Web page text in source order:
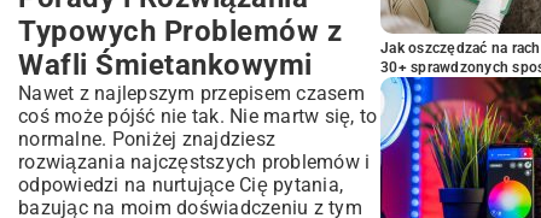
Typowych Problemów z
Wafli Śmietankowymi
Nawet z najlepszym przepisem czasem
coś może pójść nie tak. Nie martw się, to
normalne. Poniżej znajdziesz
rozwiązania najczęstszych problemów i
odpowiedzi na nurtujące Cię pytania,
bazując na moim doświadczeniu z tym
Jak oszczędzać na
30+ sprawdzonych